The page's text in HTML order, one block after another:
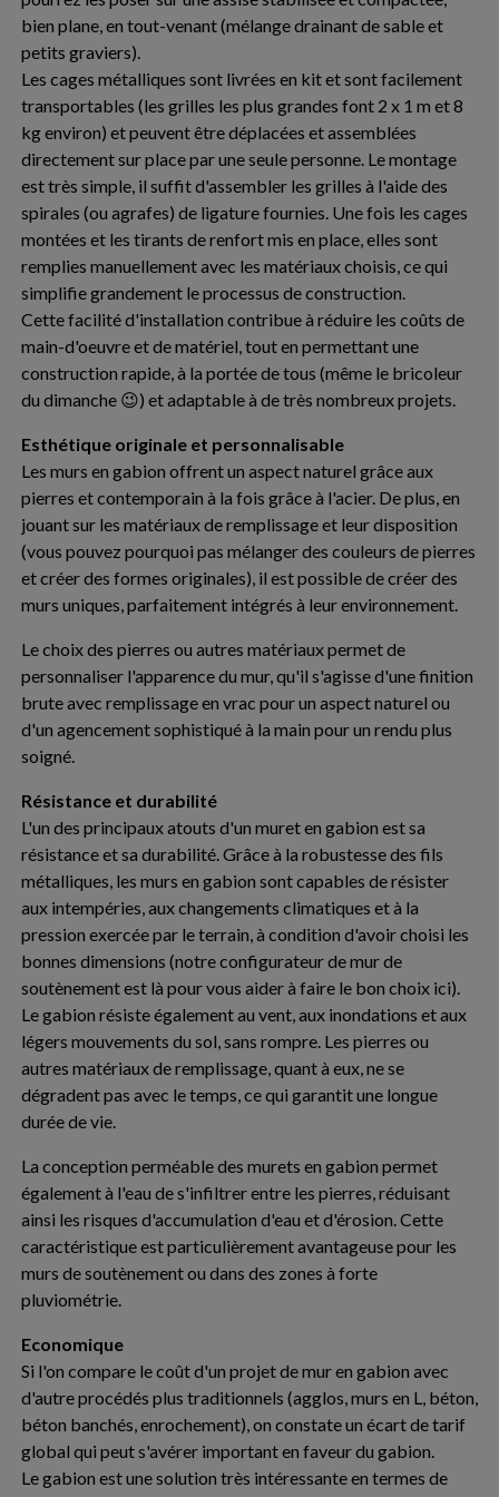
bien plane, en tout-venant (mélange drainant de sable et
petits graviers).
Les cages métalliques sont livrées en kit et sont facilement
transportables (les grilles les plus grandes font 2 x 1 m et 8
kg environ) et peuvent être déplacées et assemblées
directement sur place par une seule personne. Le montage
est très simple, il suffit d'assembler les grilles à l'aide des
spirales (ou agrafes) de ligature fournies. Une fois les cages
montées et les tirants de renfort mis en place, elles sont
remplies manuellement avec les matériaux choisis, ce qui
simplifie grandement le processus de construction.
Cette facilité d'installation contribue à réduire les coûts de
main-d'oeuvre et de matériel, tout en permettant une
construction rapide, à la portée de tous (même le bricoleur
du dimanche 😉) et adaptable à de très nombreux projets.
Esthétique originale et personnalisable
Les murs en gabion offrent un aspect naturel grâce aux
pierres et contemporain à la fois grâce à l'acier. De plus, en
jouant sur les matériaux de remplissage et leur disposition
(vous pouvez pourquoi pas mélanger des couleurs de pierres
et créer des formes originales), il est possible de créer des
murs uniques, parfaitement intégrés à leur environnement.
Le choix des pierres ou autres matériaux permet de
personnaliser l'apparence du mur, qu'il s'agisse d'une finition
brute avec remplissage en vrac pour un aspect naturel ou
d'un agencement sophistiqué à la main pour un rendu plus
soigné.
Résistance et durabilité
L'un des principaux atouts d'un muret en gabion est sa
résistance et sa durabilité. Grâce à la robustesse des fils
métalliques, les murs en gabion sont capables de résister
aux intempéries, aux changements climatiques et à la
pression exercée par le terrain, à condition d'avoir choisi les
bonnes dimensions (notre configurateur de mur de
soutènement est là pour vous aider à faire le bon choix ici).
Le gabion résiste également au vent, aux inondations et aux
légers mouvements du sol, sans rompre. Les pierres ou
autres matériaux de remplissage, quant à eux, ne se
dégradent pas avec le temps, ce qui garantit une longue
durée de vie.
La conception perméable des murets en gabion permet
également à l'eau de s'infiltrer entre les pierres, réduisant
ainsi les risques d'accumulation d'eau et d'érosion. Cette
caractéristique est particulièrement avantageuse pour les
murs de soutènement ou dans des zones à forte
pluviométrie.
Economique
Si l'on compare le coût d'un projet de mur en gabion avec
d'autre procédés plus traditionnels (agglos, murs en L, béton,
béton banchés, enrochement), on constate un écart de tarif
global qui peut s'avérer important en faveur du gabion.
Le gabion est une solution très intéressante en termes de